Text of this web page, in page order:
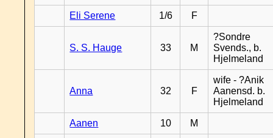
Eli Serene 1/6 F
S. S. Hauge 33 M
?Sondre
Svends., b.
Hjelmeland
Anna 32 F
wife - ?Anik
Aanensd. b.
Hjelmeland
Aanen 10 M